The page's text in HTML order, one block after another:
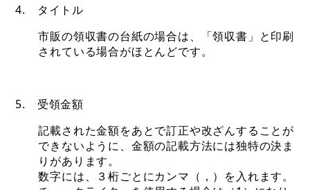
4. タイトル
市販の領収書の台紙の場合は、「領収書」と印刷
されている場合がほとんどです。
5. 受領金額
記載された金額をあとで訂正や改ざんすることが
できないように、金額の記載方法には独特の決ま
りがあります。
数字には、３桁ごとにカンマ（，）を入れます。